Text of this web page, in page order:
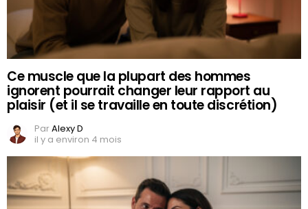
Ce muscle que la plupart des hommes
ignorent pourrait changer leur rapport au
plaisir (et il se travaille en toute discrétion)
ParAlexy D
il y a environ 4 mois